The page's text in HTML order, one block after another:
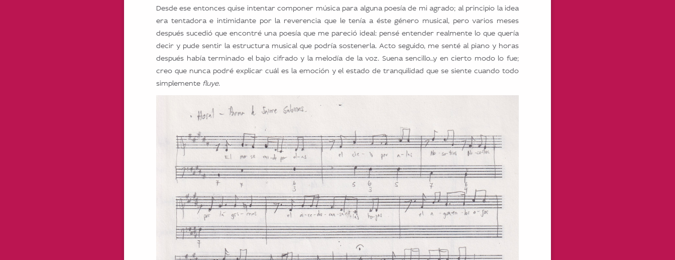
Desde ese entonces quise intentar componer música para alguna poesía de mi agrado; al principio la idea
era tentadora e intimidante por la reverencia que le tenía a éste género musical, pero varios meses
después sucedió que encontré una poesía que me pareció ideal: pensé entender realmente lo que quería
decir y pude sentir la estructura musical que podría sostenerla. Acto seguido, me senté al piano y horas
después había terminado el bajo cifrado y la melodía de la voz. Suena sencillo…y en cierto modo lo fue;
creo que nunca podré explicar cuál es la emoción y el estado de tranquilidad que se siente cuando todo
simplemente fluye.